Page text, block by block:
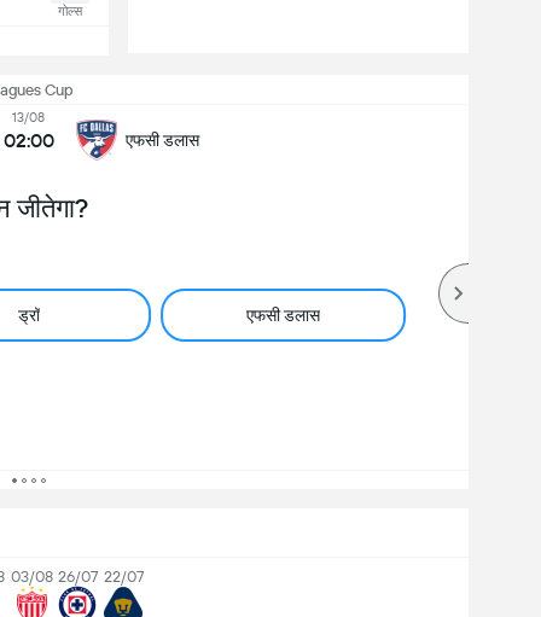
गोल्स
Cup
13/08
02:00 एफसी डलास
जीतेगा?
ड्रॉ एफसी डलास
03/08 26/07 22/07